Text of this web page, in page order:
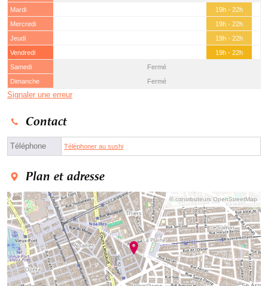
Mardi
19h - 22h
Mercredi
19h - 22h
Jeudi
19h - 22h
Vendredi
19h - 22h
Samedi
Fermé
Dimanche
Fermé
Signaler une erreur
Contact
Téléphone Téléphoner au sushi
Plan et adresse
© contributeurs OpenStreetMap